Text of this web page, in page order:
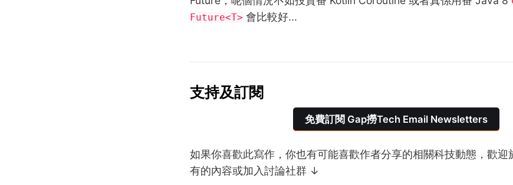
Future<T> 會比較好...
支持及訂閱
免費訂閱 Gap撈Tech Email Newsletters
如果你喜歡此寫作，你也有可能喜歡作者分享的相關科技動態，歡迎
有的內容或加入討論社群 ↓